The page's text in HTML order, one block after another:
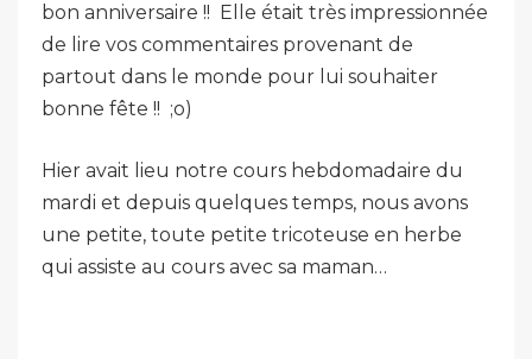
bon anniversaire !! Elle était très impressionnée
de lire vos commentaires provenant de
partout dans le monde pour lui souhaiter
bonne fête !! ;o)
Hier avait lieu notre cours hebdomadaire du
mardi et depuis quelques temps, nous avons
une petite, toute petite tricoteuse en herbe
qui assiste au cours avec sa maman…